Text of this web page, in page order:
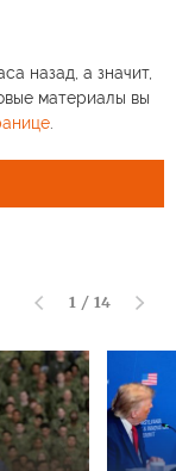
назад, а значит,
материалы вы
.
1 / 14